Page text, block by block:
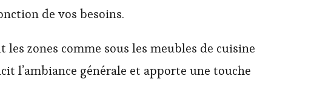
de vos besoins.
zones comme sous les meubles de cuisine
l’ambiance générale et apporte une touche